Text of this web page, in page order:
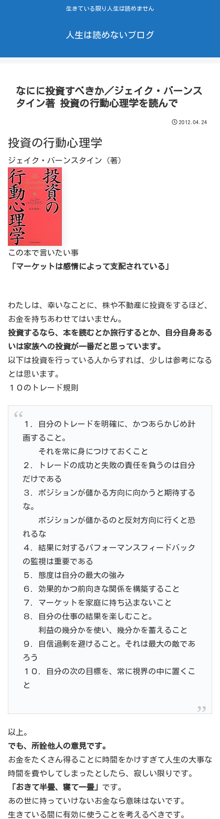
生きている限り人生は読めません
人生は読めないブログ
なにに投資すべきか／ジェイク・バーンス
タイン著 投資の行動心理学を読んで
2012.04.24
投資の行動心理学
ジェイク・バーンスタイン（著）
この本で言いたい事
「マーケットは感情によって支配されている」
わたしは、幸いなことに、株や不動産に投資をするほど、
お金を持ちあわせてはいません。
投資するなら、本を読むとか旅行するとか、自分自身ある
いは家族への投資が一番だと思っています。
以下は投資を行っている人からすれば、少しは参考になる
とは思います。
１０のトレード規則
１．自分のトレードを明確に、かつあらかじめ計
画すること。
それを常に身につけておくこと
２．トレードの成功と失敗の責任を負うのは自分
だけである
３．ポジションが儲かる方向に向かうと期待する
な。
ポジションが儲かるのと反対方向に行くと恐
れるな
４．結果に対するパフォーマンスフィードバック
の監視は重要である
５．態度は自分の最大の強み
６．効果的かつ前向きな関係を構築すること
７．マーケットを家庭に持ち込まないこと
８．自分の仕事の結果を楽しむこと。
利益の幾分かを使い、幾分かを蓄えること
９．自信過剰を避けること。それは最大の敵であ
ろう
１０．自分の次の目標を、常に視界の中に置くこ
と
以上。
でも、所詮他人の意見です。
お金をたくさん得ることに時間をかけすぎて人生の大事な
時間を費やしてしまったとしたら、寂しい限りです。
「おきて半畳、寝て一畳」 です。
あの世に持っていけないお金なら意味はないです。
生きている間に有効に使うことを考えるべきです。